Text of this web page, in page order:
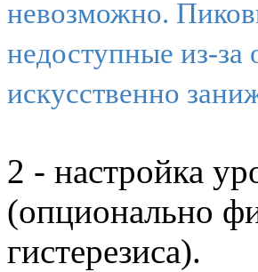
невозможно.
недоступные из-за
искусственно
2 - настройка
(опционально
гистерезиса).